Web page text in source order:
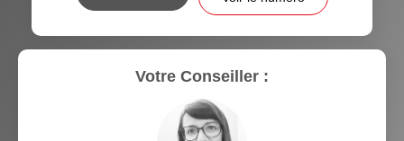
Votre Conseiller :